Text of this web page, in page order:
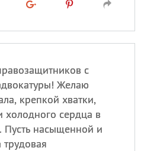
с
Желаю
крепкой хватки,
холодного сердца в
Пусть насыщенной и